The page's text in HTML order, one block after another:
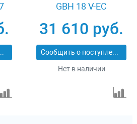
GBH 18 V-EC
31 610 руб.
Сообщить о поступлении
Нет в наличии